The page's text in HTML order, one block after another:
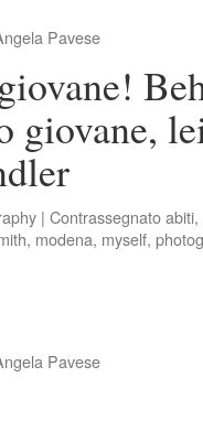
Pavese
giovane,
| Contrassegnatoabiti,
, modena, myself,
Pavese